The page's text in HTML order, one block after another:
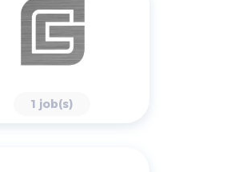
1 job(s)